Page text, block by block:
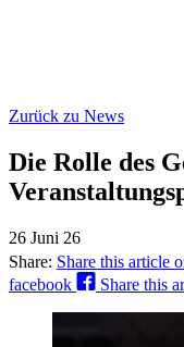
Zurück zu News
Die Rolle des
26 Juni 26
Share: Share this article
facebook
Share this